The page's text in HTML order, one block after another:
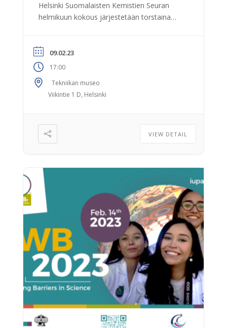
Helsinki Suomalaisten Kemistien Seuran
helmikuun kokous järjestetään torstaina
opastetun kierroksen Tekniikan museossa.
Ohjelma: – Kokouskahvit – SKS:n kokous –
Osallistuminen opastettuun tai itsenäiseen
museokierrokseen Saapuminen ja
esteettömyys – Tekniikan museo
09.02.23
17:00
Tekniikan museo
Viikintie 1 D, Helsinki
VIEW DETAIL